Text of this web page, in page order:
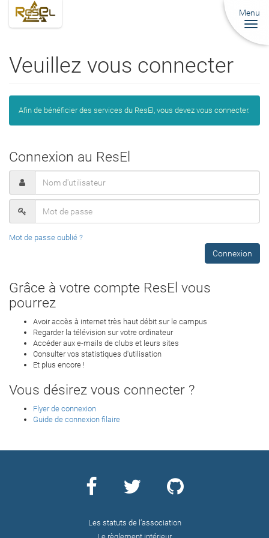
Menu
Veuillez vous connecter
Afin de bénéficier des services du ResEl, vous devez vous connecter.
Connexion au ResEl
Mot de passe oublié ?
Connexion
Grâce à votre compte ResEl vous
pourrez
Avoir accès à internet très haut débit sur le campus
Regarder la télévision sur votre ordinateur
Accéder aux e-mails de clubs et leurs sites
Consulter vos statistiques d'utilisation
Et plus encore !
Vous désirez vous connecter ?
Flyer de connexion
Guide de connexion filaire
Les statuts de l’association